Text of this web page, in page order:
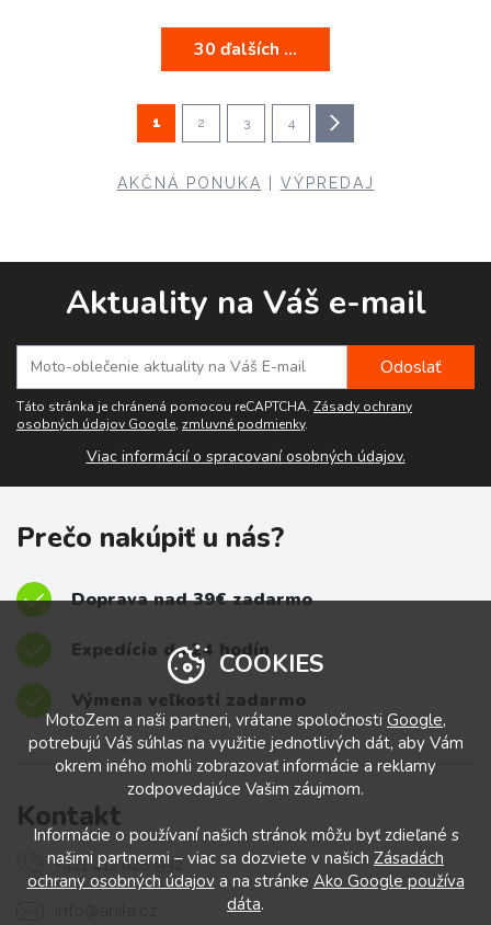
30 ďalších ...
1 2 3 4
AKČNÁ PONUKA VÝPREDAJ
Aktuality na Váš e-mail
Táto stránka je chránená pomocou reCAPTCHA. Zásady ochrany
osobných údajov Google, zmluvné podmienky.
Viac informácií o spracovaní osobných údajov.
Prečo nakúpiť u nás?
Doprava nad 39€ zadarmo
Expedícia do 24 hodín
Výmena veľkostí zadarmo
Kontakt
+421 412 028 932
COOKIES
MotoZem a naši partneri, vrátane spoločnosti Google,
potrebujú Váš súhlas na využitie jednotlivých dát, aby Vám
okrem iného mohli zobrazovať informácie a reklamy
zodpovedajúce Vašim záujmom.
Informácie o používaní našich stránok môžu byť zdieľané s
našimi partnermi – viac sa dozviete v našich Zásadách
ochrany osobných údajova na stránke Ako Google používa
dáta.